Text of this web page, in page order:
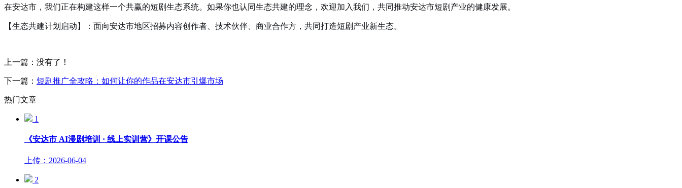
在安达市，我们正在构建这样一个共赢的短剧生态系统。如果你也认同生态共建的理念，欢迎加入我们，共同推动安达市短剧产业的健康发展。
【生态共建计划启动】：面向安达市地区招募内容创作者、技术伙伴、商业合作方，共同打造短剧产业新生态。
上一篇：没有了！
下一篇： 短剧推广全攻略：如何让你的作品在安达市引爆市场
热门文章
1
《安达市 AI漫剧培训 · 线上实训营》开课公告
上传：2026-06-04
2